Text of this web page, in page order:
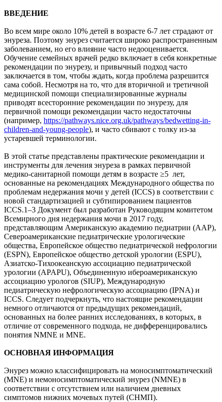
ВВЕДЕНИЕ
Во всем мире около 10% детей в возрасте 6-7 лет страдают от
энуреза. Поэтому энурез считается широко распространенным
заболеванием, но его влияние часто недооценивается.
Обучение семейных врачей редко включает в себя конкретные
рекомендации по энурезу, и привычный подход часто
заключается в том, чтобы ждать, когда проблема разрешится
сама собой. Несмотря на то, что для вторичной и третичной
медицинской помощи специализированные журналы
приводят всесторонние рекомендации по энурезу, для
первичной помощи рекомендации часто недостаточны
(например, https://pathways.nice.org.uk/pathways/bedwetting-in-
children-and-young-people), и часто сбивают с толку из-за
устаревшей терминологии.
В этой статье представлены практические рекомендации и
инструменты для лечения энуреза в рамках первичной
медико-санитарной помощи детям в возрасте ≥5 лет,
основанные на рекомендациях Международного общества по
проблемам недержания мочи у детей (ICCS) в соответствии с
новой стандартизацией и субтипированием пациентов
ICCS.1–3 Документ был разработан Руководящим комитетом
Всемирного дня недержания мочи в 2017 году,
представляющим Американскую академию педиатрии (AAP),
Североамериканские педиатрические урологические
общества, Европейское общество педиатрической нефрологии
(ESPN), Европейское общество детской урологии (ESPU),
Азиатско-Тихоокеанскую ассоциацию педиатрической
урологии (APAPU), Объединенную ибероамериканскую
ассоциацию урологов (SIUP), Международную
педиатрическую нефрологическую ассоциацию (IPNA) и
ICCS. Следует подчеркнуть, что настоящие рекомендации
немного отличаются от предыдущих рекомендаций,
основанных на более ранних исследованиях, в которых, в
отличие от современного подхода, не дифференцировались
понятия NMNE и MNE.
ОСНОВНАЯ ИНФОРМАЦИЯ
Энурез можно классифицировать на моносимптоматический
(MNE) и немоносимптоматический энурез (NMNE) в
соответствии с отсутствием или наличием дневных
симптомов нижних мочевых путей (СНМП).